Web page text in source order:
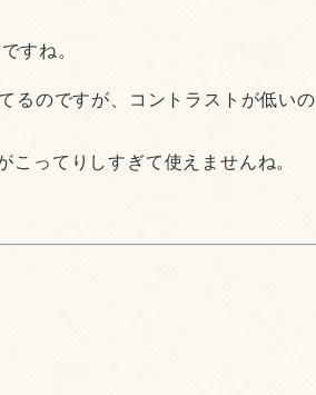
すね。
るのですが、コントラストが低いの
ってりしすぎて使えませんね。